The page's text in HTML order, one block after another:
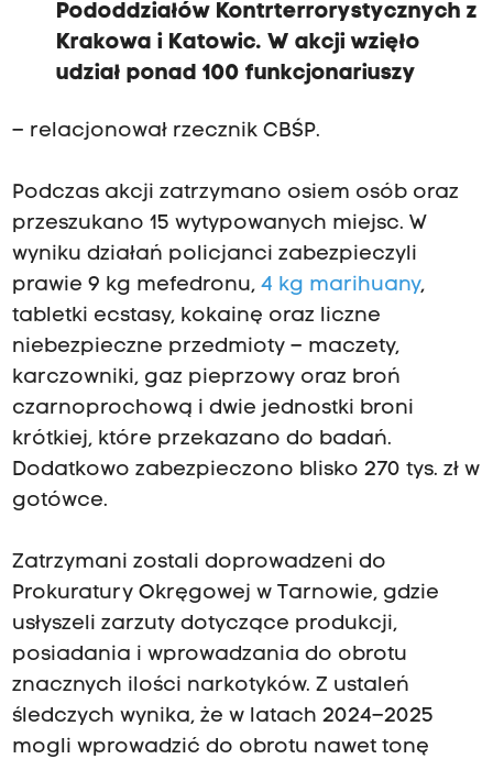
Pododdziałów Kontrterrorystycznych z
Krakowa i Katowic. W akcji wzięło
udział ponad 100 funkcjonariuszy
– relacjonował rzecznik CBŚP.
Podczas akcji zatrzymano osiem osób oraz
przeszukano 15 wytypowanych miejsc. W
wyniku działań policjanci zabezpieczyli
prawie 9 kg mefedronu, 4 kg marihuany,
tabletki ecstasy, kokainę oraz liczne
niebezpieczne przedmioty – maczety,
karczowniki, gaz pieprzowy oraz broń
czarnoprochową i dwie jednostki broni
krótkiej, które przekazano do badań.
Dodatkowo zabezpieczono blisko 270 tys. zł w
gotówce.
Zatrzymani zostali doprowadzeni do
Prokuratury Okręgowej w Tarnowie, gdzie
usłyszeli zarzuty dotyczące produkcji,
posiadania i wprowadzania do obrotu
znacznych ilości narkotyków. Z ustaleń
śledczych wynika, że w latach 2024–2025
mogli wprowadzić do obrotu nawet tonę